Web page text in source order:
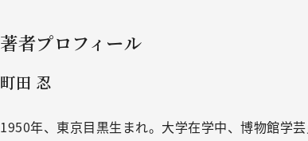
著者プロフィール
町田 忍
1950年、東京目黒生まれ。大学在学中、博物館学